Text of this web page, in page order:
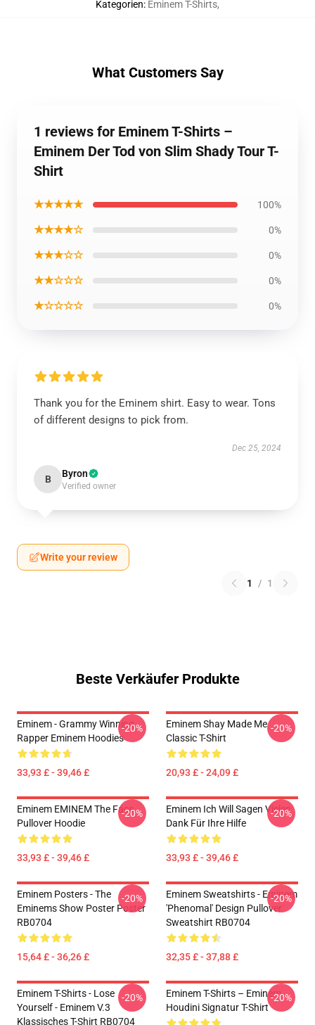
Kategorien: Eminem T-Shirts,
What Customers Say
1 reviews for Eminem T-Shirts –
Eminem Der Tod von Slim Shady Tour T-
Shirt
★★★★★ 100%
★★★★☆ 0%
★★★☆☆ 0%
★★☆☆☆ 0%
★☆☆☆☆ 0%
Thank you for the Eminem shirt. Easy to wear. Tons
of different designs to pick from.
Dec 25, 2024
B Byron
Verified owner
Write your review
1 / 1
Beste Verkäufer Produkte
Eminem - Grammy Winning
Rapper Eminem Hoodies
33,93 £ - 39,46 £
-20%
Eminem Shay Made Me
Classic T-Shirt
20,93 £ - 24,09 £
-20%
Eminem EMINEM The Face
Pullover Hoodie
33,93 £ - 39,46 £
-20%
Eminem Ich Will Sagen Vielen
Dank Für Ihre Hilfe
33,93 £ - 39,46 £
-20%
Eminem Posters - The
Eminems Show Poster Poster
RB0704
15,64 £ - 36,26 £
-20%
Eminem Sweatshirts - Eminem
'Phenomal' Design Pullover
Sweatshirt RB0704
32,35 £ - 37,88 £
-20%
Eminem T-Shirts - Lose
Yourself - Eminem V.3
Klassisches T-Shirt RB0704
-20%
Eminem T-Shirts – Eminem
Houdini Signatur T-Shirt
-20%